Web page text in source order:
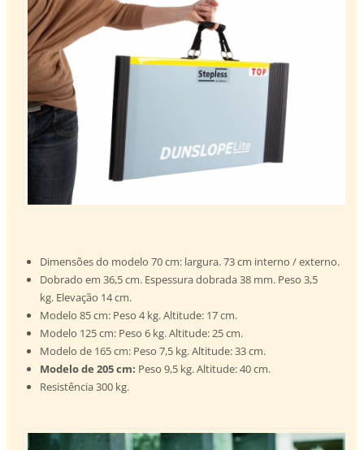
Dimensões do modelo 70 cm: largura. 73 cm interno / externo.
Dobrado em 36,5 cm. Espessura dobrada 38 mm. Peso 3,5
kg. Elevação 14 cm.
Modelo 85 cm: Peso 4 kg. Altitude: 17 cm.
Modelo 125 cm: Peso 6 kg. Altitude: 25 cm.
Modelo de 165 cm: Peso 7,5 kg. Altitude: 33 cm.
Modelo de 205 cm: Peso 9,5 kg. Altitude: 40 cm.
Resistência 300 kg.